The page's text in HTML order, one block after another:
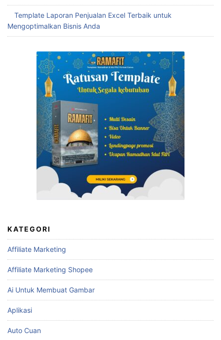
Template Laporan Penjualan Excel Terbaik untuk
Mengoptimalkan Bisnis Anda
KATEGORI
Affiliate Marketing
Affiliate Marketing Shopee
Ai Untuk Membuat Gambar
Aplikasi
Auto Cuan